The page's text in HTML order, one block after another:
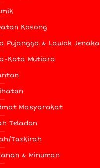
Kosong
Pujangga & Lawak Jenaka
Kata Mutiara
Masyarakat
Teladan
Tazkirah
& Minuman